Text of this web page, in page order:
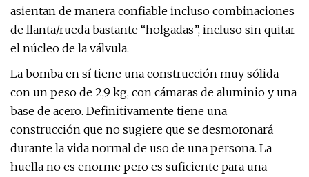
asientan de manera confiable incluso combinaciones
de llanta/rueda bastante “holgadas”, incluso sin quitar
el núcleo de la válvula.
La bomba en sí tiene una construcción muy sólida
con un peso de 2,9 kg, con cámaras de aluminio y una
base de acero. Definitivamente tiene una
construcción que no sugiere que se desmoronará
durante la vida normal de uso de una persona. La
huella no es enorme pero es suficiente para una